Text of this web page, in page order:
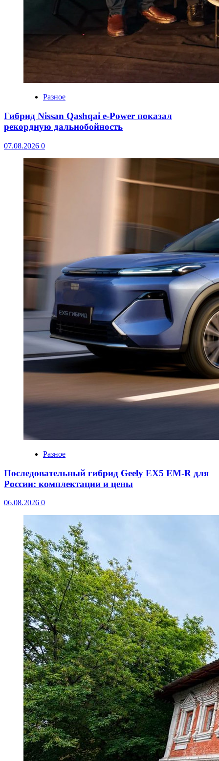
Разное
Гибрид Nissan Qashqai e-Power показал
рекордную дальнобойность
07.08.2026 0
Разное
Последовательный гибрид Geely EX5 EM-R для
России: комплектации и цены
06.08.2026 0